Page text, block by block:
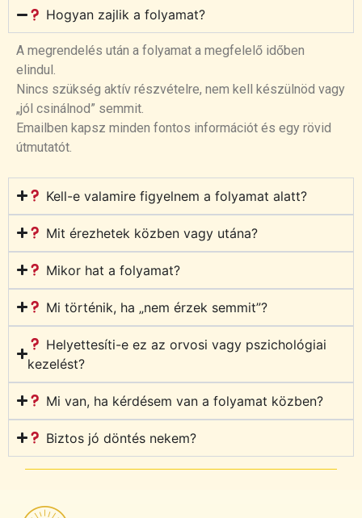
Hogyan zajlik a folyamat?
A megrendelés után a folyamat a megfelelő időben
elindul.
Nincs szükség aktív részvételre, nem kell készülnöd vagy
„jól csinálnod” semmit.
Emailben kapsz minden fontos információt és egy rövid
útmutatót.
Kell-e valamire figyelnem a folyamat alatt?
Mit érezhetek közben vagy utána?
Mikor hat a folyamat?
Mi történik, ha „nem érzek semmit”?
Helyettesíti-e ez az orvosi vagy pszichológiai
kezelést?
Mi van, ha kérdésem van a folyamat közben?
Biztos jó döntés nekem?